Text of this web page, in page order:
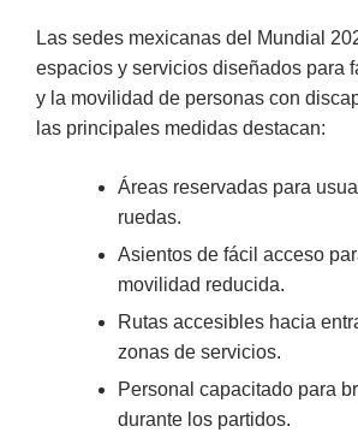
Las sedes mexicanas del Mundial
espacios y servicios diseñados para
y la movilidad de personas con
las principales medidas destacan:
Áreas reservadas para
ruedas.
Asientos de fácil acceso
movilidad reducida.
Rutas accesibles hacia
zonas de servicios.
Personal capacitado para
durante los partidos.